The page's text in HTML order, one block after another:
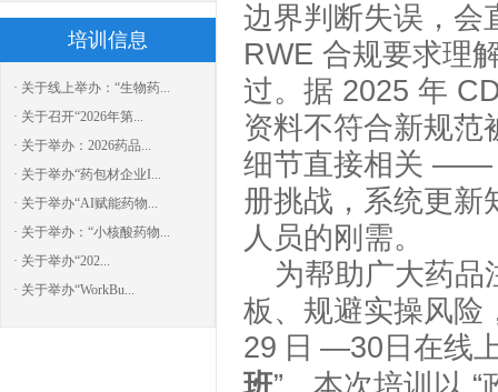
培训信息
· 关于线上举办：“生物药...
· 关于召开“2026年第...
· 关于举办：2026药品...
· 关于举办“药包材企业I...
· 关于举办“AI赋能药物...
· 关于举办：“小核酸药物...
· 关于举办“202...
· 关于举办“WorkBu...
边界判断失误，
RWE 合规要求理
过。据 2025 年
资料不符合新规范
细节直接相关 ——
册挑战，系统更新
人员的刚需。
为帮助广大药品
板、规避实操风险
29 日 —30 日在线
班”。本次培训以